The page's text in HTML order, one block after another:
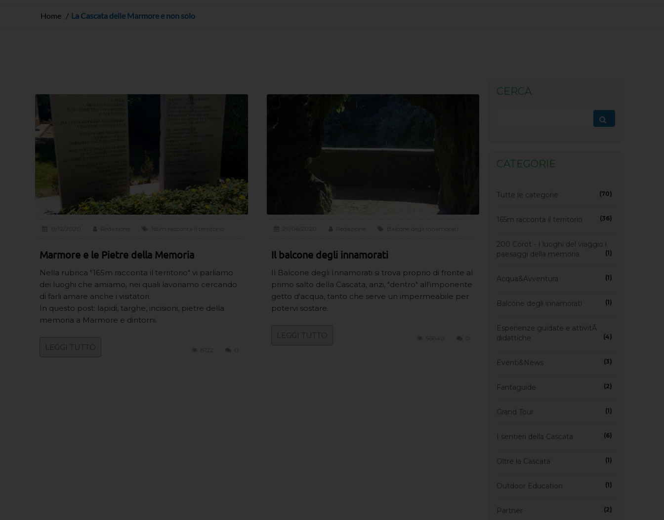
Home La Cascata delle Marmore e non solo
Marmore e le Pietre della Memoria
Nella rubrica "165m racconta il territorio" vi parliamo
dei luoghi che amiamo, nei quali lavoriamo cercando
di farli amare anche i visitatori.
In questo post: lapidi, targhe, incisioni, pietre della
memoria a Marmore e dintorni.
LEGGI TUTTO
Il balcone degli innamorati
Il Balcone degli Innamorati si trova proprio di fronte al
primo salto della Cascata, anzi, "dentro" all'imponente
getto d'acqua, tanto che serve un impermeabile per
potervi sostare.
LEGGI TUTTO
CERCA
CATEGORIE
Tutte le categorie (70)
165m racconta il territorio (36)
200 Corot - I luoghi del viaggio i
paesaggi della memoria
(1)
Acqua&Avventura (1)
Balcone degli innamorati (1)
Esperienze guidate e attivitÃ
didattiche
(4)
Eventi&News (3)
Fantaguide (2)
Grand Tour (1)
I sentieri della Cascata (6)
Oltre la Cascata (1)
Outdoor Education (1)
Partner (2)